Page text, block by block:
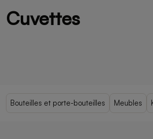
Cuvettes
Bouteilles et porte-bouteilles Meubles